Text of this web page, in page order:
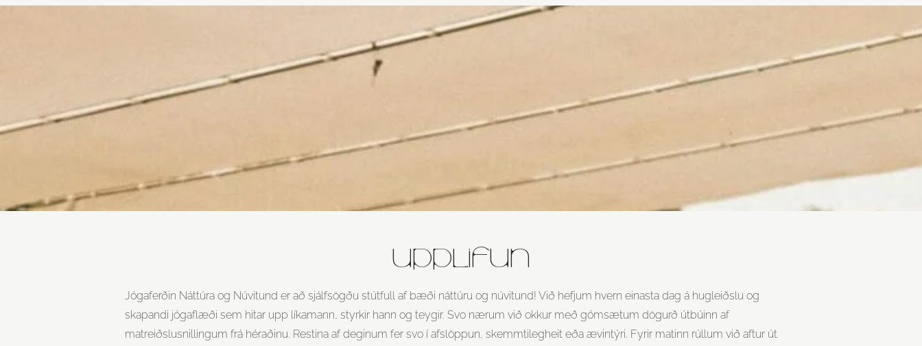
UPPLIFUN
Jógaferðin Náttúra og Núvitund er að sjálfsögðu stútfull af bæði náttúru og núvitund! Við hefjum hvern einasta dag á hugleiðslu og
skapandi jógaflæði sem hitar upp líkamann, styrkir hann og teygir. Svo nærum við okkur með gómsætum dögurð útbúinn af
matreiðslusnillingum frá héraðinu. Restina af deginum fer svo í afslöppun, skemmtilegheit eða ævintýri. Fyrir matinn rúllum við aftur út